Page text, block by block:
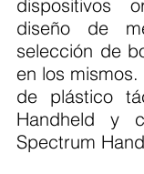
dispositivos
diseño de
selección de
en los
de plástico
Handheld y
Spectrum